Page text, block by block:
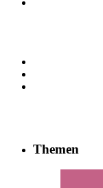
Themen